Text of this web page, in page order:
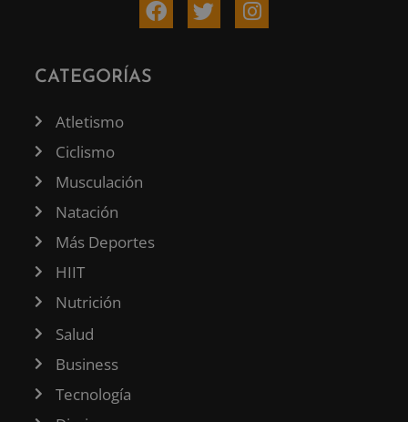
CATEGORÍAS
Atletismo
Ciclismo
Musculación
Natación
Más Deportes
HIIT
Nutrición
Salud
Business
Tecnología